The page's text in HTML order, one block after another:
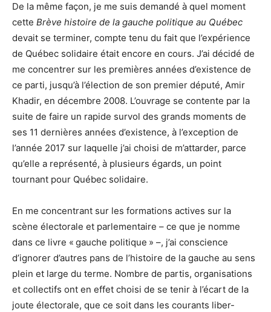
De la même façon, je me suis demandé à quel moment
cette Brève histoire de la gauche politique au Québec
devait se terminer, compte tenu du fait que l’expérience
de Québec solidaire était encore en cours. J’ai décidé de
me concentrer sur les premières années d’existence de
ce parti, jusqu’à l’élection de son premier député, Amir
Khadir, en décembre 2008. L’ouvrage se contente par la
suite de faire un rapide survol des grands moments de
ses 11 dernières années d’existence, à l’exception de
l’année 2017 sur laquelle j’ai choisi de m’attarder, parce
qu’elle a représenté, à plusieurs égards, un point
tournant pour Québec solidaire.
En me concentrant sur les formations actives sur la
scène électorale et parlementaire – ce que je nomme
dans ce livre « gauche politique » –, j’ai conscience
d’ignorer d’autres pans de l’histoire de la gauche au sens
plein et large du terme. Nombre de partis, organisations
et collectifs ont en effet choisi de se tenir à l’écart de la
joute électorale, que ce soit dans les courants liber-